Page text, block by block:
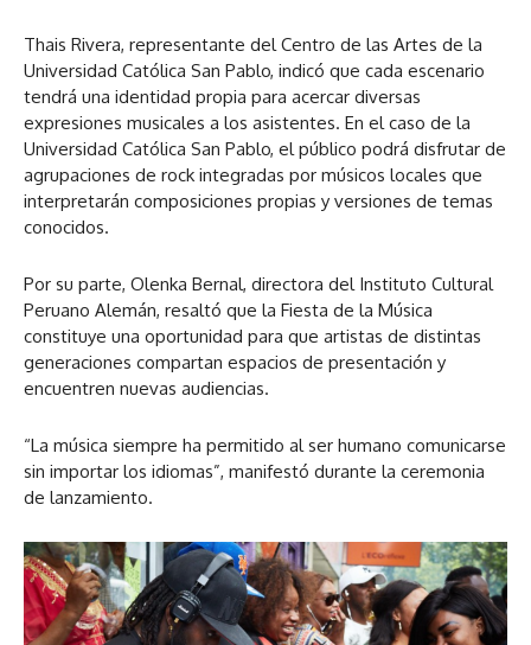
Thais Rivera, representante del Centro de las Artes de la
Universidad Católica San Pablo, indicó que cada escenario
tendrá una identidad propia para acercar diversas
expresiones musicales a los asistentes. En el caso de la
Universidad Católica San Pablo, el público podrá disfrutar de
agrupaciones de rock integradas por músicos locales que
interpretarán composiciones propias y versiones de temas
conocidos.
Por su parte, Olenka Bernal, directora del Instituto Cultural
Peruano Alemán, resaltó que la Fiesta de la Música
constituye una oportunidad para que artistas de distintas
generaciones compartan espacios de presentación y
encuentren nuevas audiencias.
“La música siempre ha permitido al ser humano comunicarse
sin importar los idiomas”, manifestó durante la ceremonia
de lanzamiento.